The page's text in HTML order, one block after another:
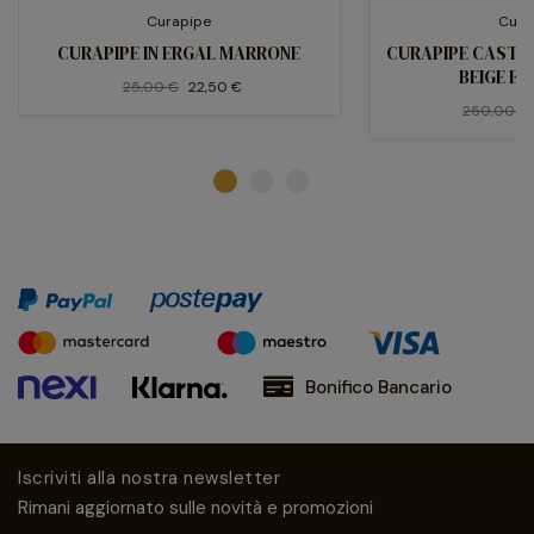
Curapipe
CURAPIPE IN ERGAL MARRONE
25,00 € 22,50 €
CURAPIPE
BEIGE E
250,00 €
Bonifico Bancario
Iscriviti alla nostra newsletter
Rimani aggiornato sulle novità e promozioni